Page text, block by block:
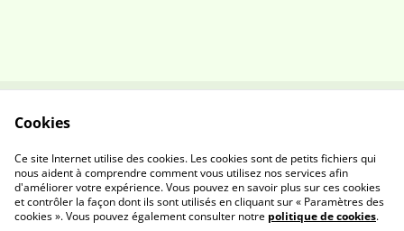
Politique de
confidentialité
Politique de cookies
Cookies
Ce site Internet utilise des cookies. Les cookies sont de petits fichiers qui
nous aident à comprendre comment vous utilisez nos services afin
d'améliorer votre expérience. Vous pouvez en savoir plus sur ces cookies
et contrôler la façon dont ils sont utilisés en cliquant sur « Paramètres des
cookies ». Vous pouvez également consulter notre politique de cookies.